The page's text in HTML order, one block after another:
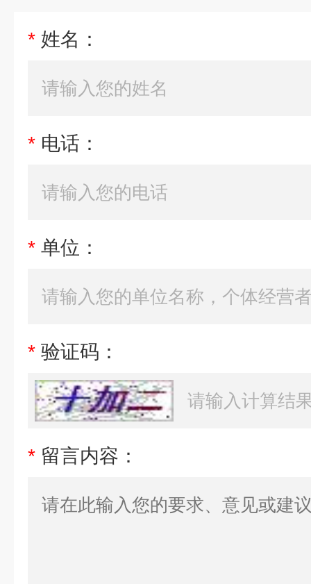
* 姓名：
* 电话：
* 单位：
* 验证码：
* 留言内容：